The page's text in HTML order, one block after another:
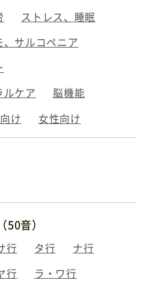
ストレス、睡眠
サルコペニア
ルケア
脳機能
け 女性向け
音）
行 タ行
ナ行
行
ラ・ワ行